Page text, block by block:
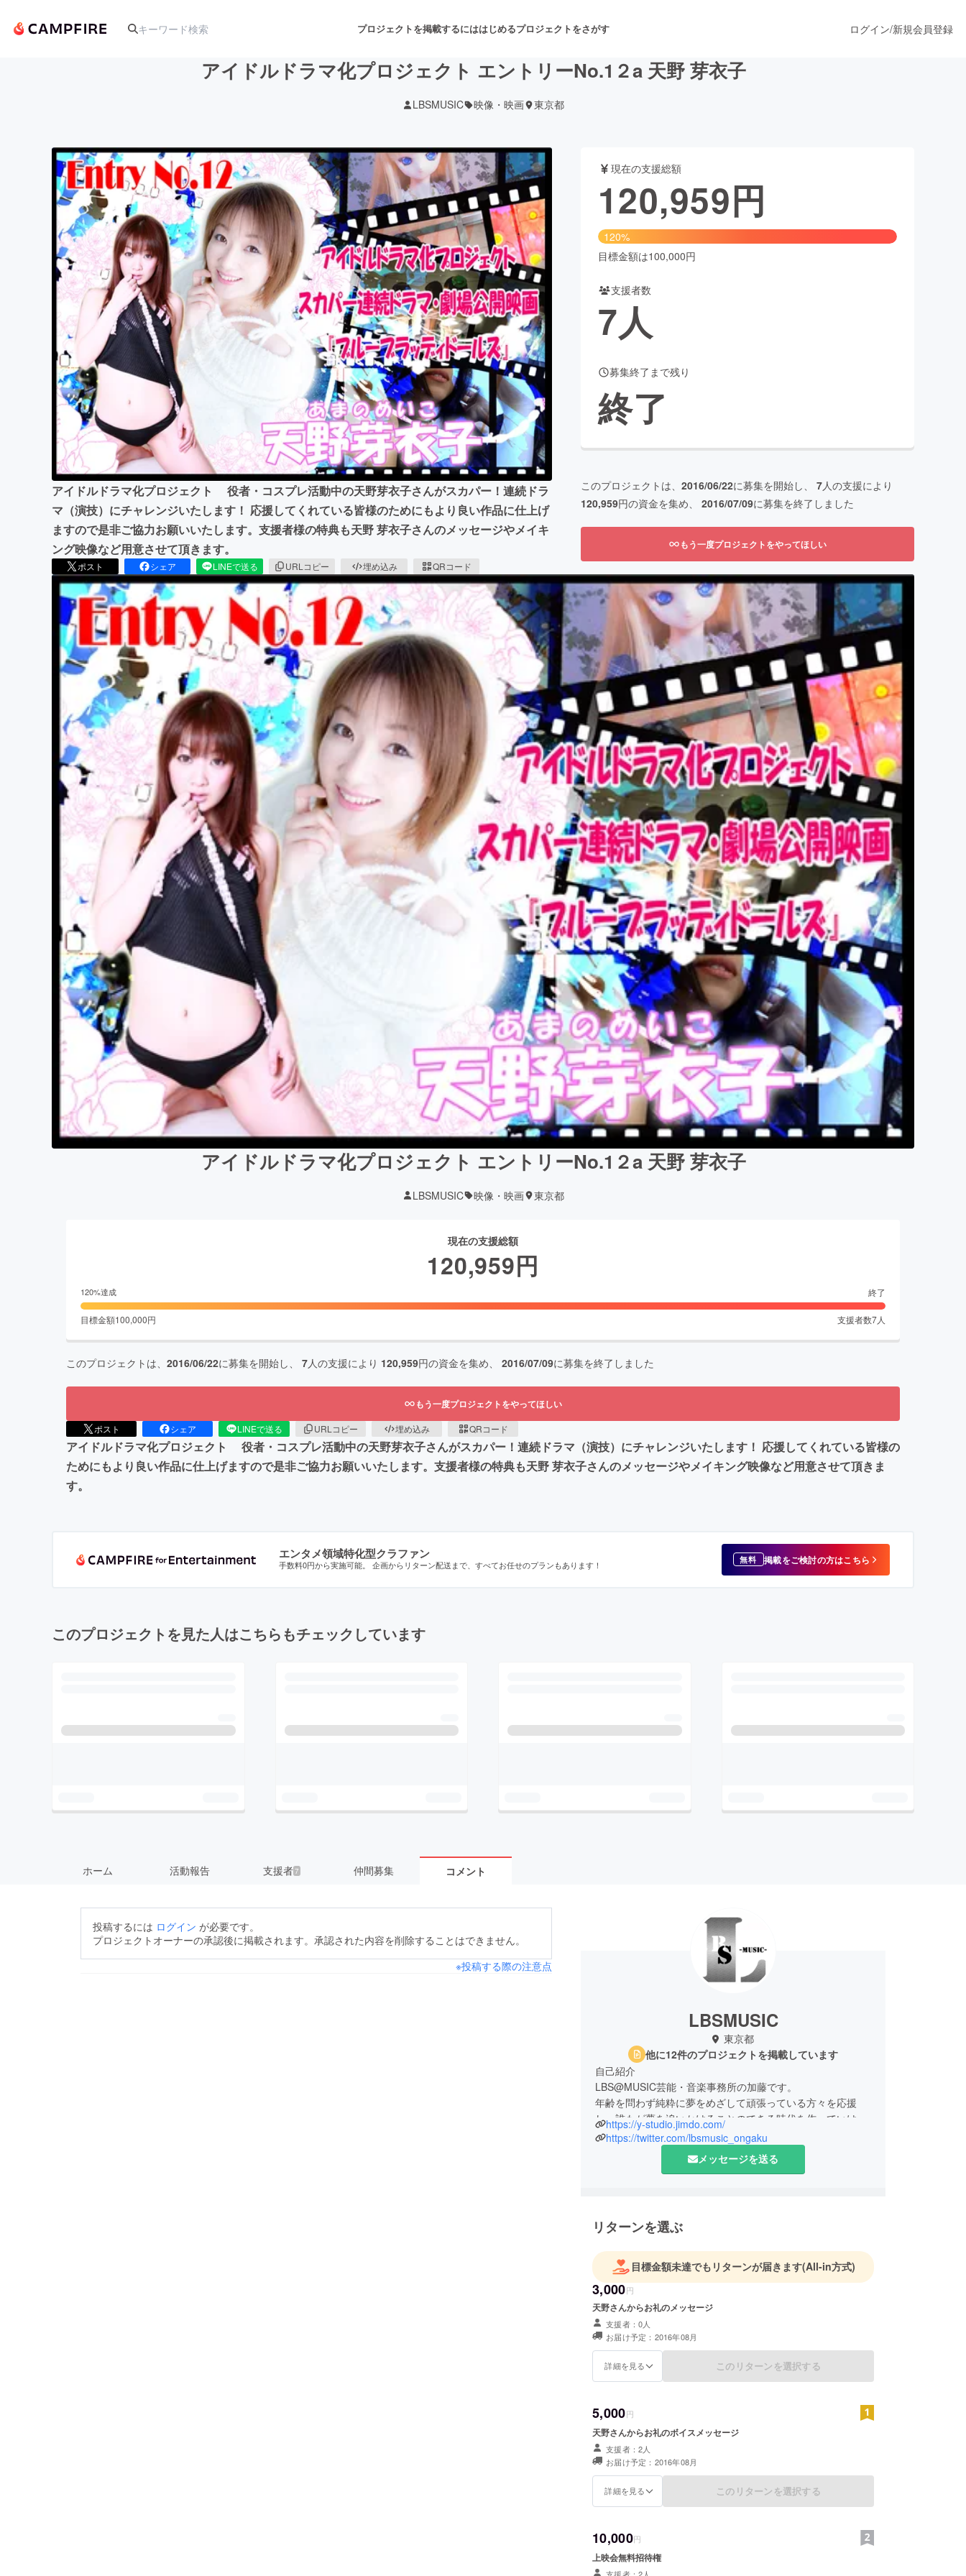
プロジェクトを掲載するにははじめるプロジェクトをさがす
アート・写真 音楽 舞台・パフォーマンス
テクノロジー・ガジェット ゲーム・サービス開発 フード・飲食店 ファッション
映像・映画 書籍・雑誌出版 アニメ・漫画
ビジネス・起業 チャレンジ ビューティー・ヘルスケア
まちづくり・地域活性化
CAMPFIRE for Social GoodCAMPFIRE Creation
CAMPFIREふるさと納税machi-yaコミュニティ
ログイン/新規会員登録
アイドルドラマ化プロジェクト エントリーNo.1２a 天野 芽衣子
LBSMUSIC 映像・映画 東京都
アイドルドラマ化プロジェクト 役者・コスプレ活動中の天野芽衣子さんがスカパー！連続ドラ
マ（演技）にチャレンジいたします！ 応援してくれている皆様のためにもより良い作品に仕上げ
ますので是非ご協力お願いいたします。支援者様の特典も天野 芽衣子さんのメッセージやメイキ
ング映像など用意させて頂きます。
ポスト シェア LINEで送る URLコピー 埋め込み QRコード
現在の支援総額
120,959円
120%
目標金額は100,000円
支援者数
7人
募集終了まで残り
終了
このプロジェクトは、 2016/06/22に募集を開始し、 7人の支援により
120,959円の資金を集め、 2016/07/09に募集を終了しました
もう一度プロジェクトをやってほしい
アイドルドラマ化プロジェクト エントリーNo.1２a 天野 芽衣子
LBSMUSIC 映像・映画 東京都
現在の支援総額
120,959円
120%達成 終了
目標金額100,000円 支援者数7人
このプロジェクトは、 2016/06/22に募集を開始し、 7人の支援により 120,959円の資金を集め、 2016/07/09に募集を終了しました
もう一度プロジェクトをやってほしい
ポスト シェア LINEで送る URLコピー 埋め込み QRコード
アイドルドラマ化プロジェクト 役者・コスプレ活動中の天野芽衣子さんがスカパー！連続ドラマ（演技）にチャレンジいたします！ 応援してくれている皆様の
ためにもより良い作品に仕上げますので是非ご協力お願いいたします。支援者様の特典も天野 芽衣子さんのメッセージやメイキング映像など用意させて頂きま
す。
エンタメ領域特化型クラファン
手数料0円から実施可能。 企画からリターン配送まで、すべてお任せのプランもあります！ 無料 掲載をご検討の方はこちら
このプロジェクトを見た人はこちらもチェックしています
ホーム 活動報告 支援者7 仲間募集 コメント
投稿するには ログイン が必要です。
プロジェクトオーナーの承認後に掲載されます。承認された内容を削除することはできません。
※投稿する際の注意点
LBSMUSIC
東京都
他に12件のプロジェクトを掲載しています
自己紹介
LBS@MUSIC芸能・音楽事務所の加藤です。
年齢を問わず純粋に夢をめざして頑張っている方々を応援
し、誰もが夢を追いかけることのできる時代を作っていける
ように心がけています。
一緒に楽しい作品を作り上げて行きましょう。
https://y-studio.jimdo.com/
https://twitter.com/lbsmusic_ongaku
メッセージを送る
リターンを選ぶ
目標金額未達でもリターンが届きます(All-in方式)
3,000円
天野さんからお礼のメッセージ
支援者：0人
お届け予定：2016年08月
詳細を見る このリターンを選択する
5,000円
天野さんからお礼のボイスメッセージ
支援者：2人
お届け予定：2016年08月
詳細を見る このリターンを選択する
10,000円
上映会無料招待権